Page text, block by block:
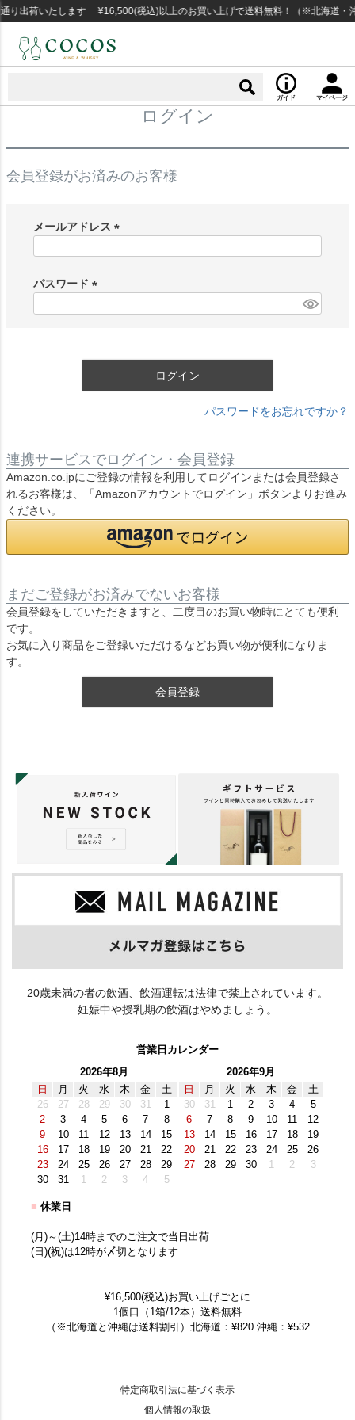
り出荷いたします ¥16,500(税込)以上のお買い上げで送料無料！（※北海道・
ガイド マイページ
ログイン
会員登録がお済みのお客様
メールアドレス
)
パスワード
ログイン
パスワードをお忘れですか？
連携サービスでログイン・会員登録
Amazon.co.jpにご登録の情報を利用してログインまたは会員登録さ
れるお客様は、「Amazonアカウントでログイン」ボタンよりお進み
ください。
まだご登録がお済みでないお客様
会員登録をしていただきますと、二度目のお買い物時にとても便利
です。
お気に入り商品をご登録いただけるなどお買い物が便利になりま
す。
会員登録
20歳未満の者の飲酒、飲酒運転は法律で禁止されています。
妊娠中や授乳期の飲酒はやめましょう。
営業日カレンダー
2026年8月
日
月 火 水 木 金
土
26
27 28 29 30 31
1
2
3 4 5 6 7
8
9
10 11 12 13 14
15
16
17 18 19 20 21
22
23
24 25 26 27 28
29
30
31 1 2 3 4 5
2026年9月
日
月 火 水 木 金
土
30
31 1 2 3 4
5
6
7 8 9 10 11
12
13
14 15 16 17 18
19
20
21 22 23 24 25
26
27
28 29 30 1 2 3
■ 休業日
(月)～(土)14時までのご注文で当日出荷
(日)(祝)は12時が〆切となります
¥16,500(税込)お買い上げごとに
1個口（1箱/12本）送料無料
（※北海道と沖縄は送料割引）北海道：¥820 沖縄：¥532
特定商取引法に基づく表示
個人情報の取扱